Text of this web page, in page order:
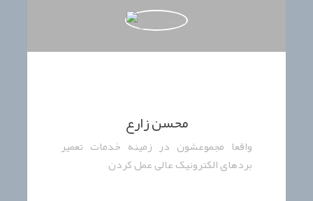
محسن زارع
واقعا مجموعشون در زمینه خدمات تعمیر
بردهای الکترونیک عالی عمل کردن